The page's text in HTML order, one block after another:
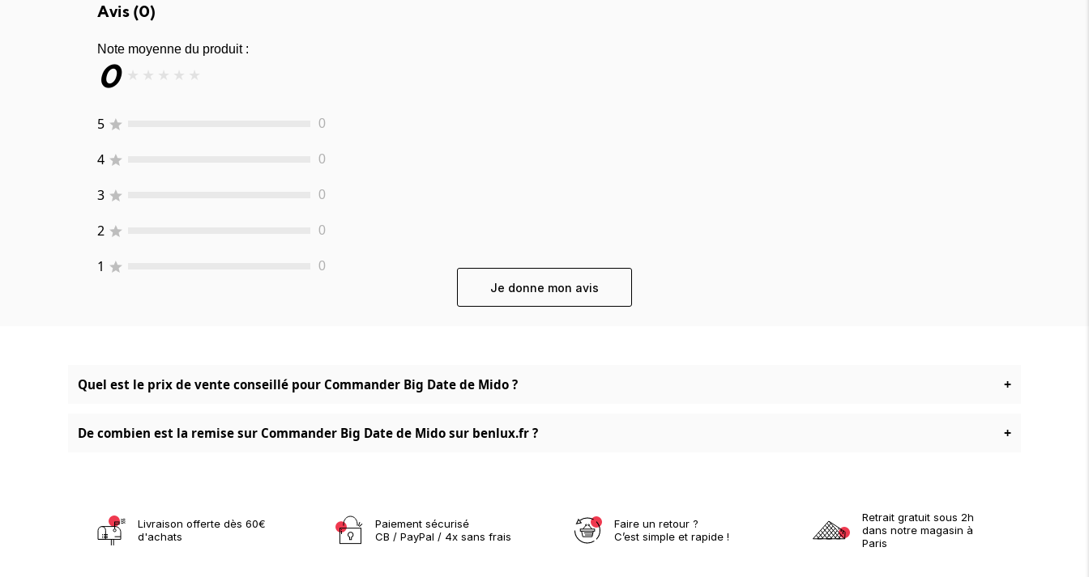
Avis (0)
Note moyenne du produit :
0 ★ ★ ★ ★ ★
5 0
4 0
3 0
2 0
1
0
Je donne mon avis
Quel est le prix de vente conseillé pour Commander Big Date de Mido ? +
De combien est la remise sur Commander Big Date de Mido sur benlux.fr ? +
Livraison offerte dès 60€
d'achats
Paiement sécurisé
CB / PayPal / 4x sans frais
Faire un retour ?
C’est simple et rapide !
Retrait gratuit sous 2h
dans notre magasin à
Paris